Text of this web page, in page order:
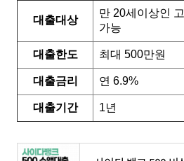
대출대상
만 20세이상인
가능
대출한도 최대 500만원
대출금리 연 6.9%
대출기간 1년